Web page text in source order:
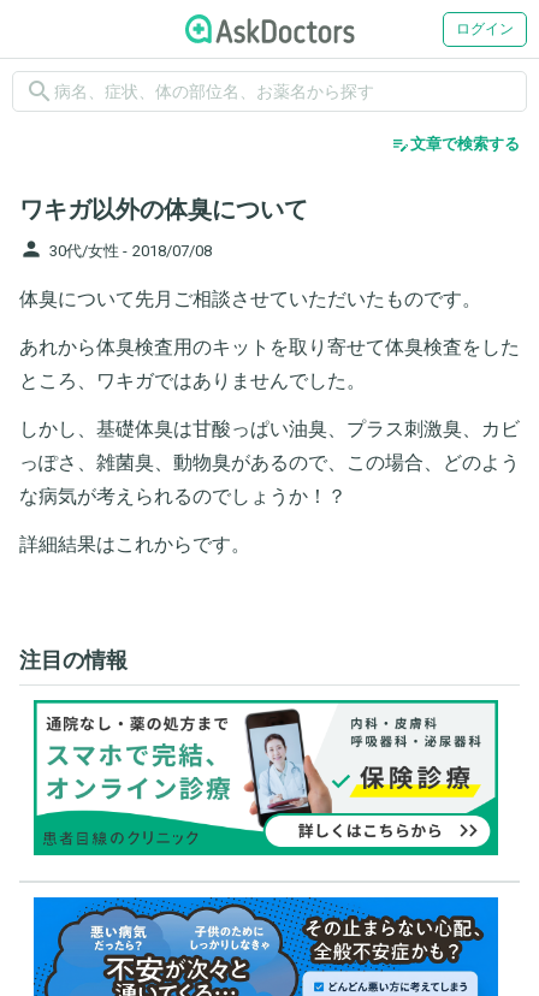
ログイン
search
edit_note文章で検索する
ワキガ以外の体臭について
person 30代/女性 - 2018/07/08
体臭について先月ご相談させていただいたものです。
あれから体臭検査用のキットを取り寄せて体臭検査をした
ところ、ワキガではありませんでした。
しかし、基礎体臭は甘酸っぱい油臭、プラス刺激臭、カビ
っぽさ、雑菌臭、動物臭があるので、この場合、どのよう
な病気が考えられるのでしょうか！？
詳細結果はこれからです。
注目の情報